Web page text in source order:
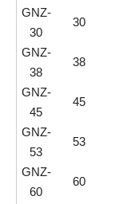
GNZ-
30
30
GNZ-
38
38
GNZ-
45
45
GNZ-
53
53
GNZ-
60
60